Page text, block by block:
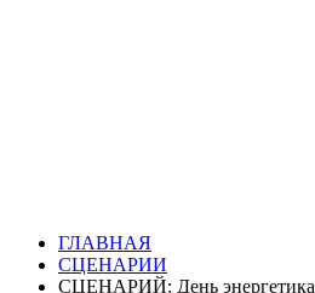
ГЛАВНАЯ
СЦЕНАРИИ
СЦЕНАРИЙ: День энергетика